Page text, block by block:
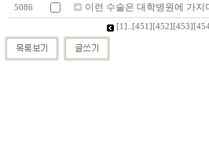
5086 이런 수술은 대학병원에 가지
[1] [451] [452] [453]